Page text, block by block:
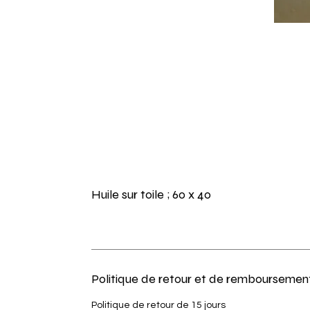
Huile sur toile ; 60 x 40
Politique de retour et de
Politique de retour de 15 jours